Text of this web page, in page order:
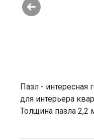
Пазл -
для интерьера
Толщина пазла 2,2